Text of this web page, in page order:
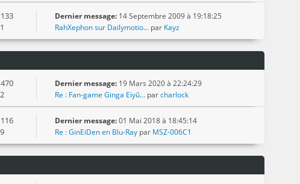
Dernier message: 14 Septembre 2009 à 19:18:25
RahXephon sur Dailymotio... par Kayz
Dernier message: 19 Mars 2020 à 22:24:29
Re : Fan-game Ginga Eiyû... parcharlock
Dernier message:01 Mai 2018 à 18:45:14
Re : GinEiDen en Blu-Ray par MSZ-006C1